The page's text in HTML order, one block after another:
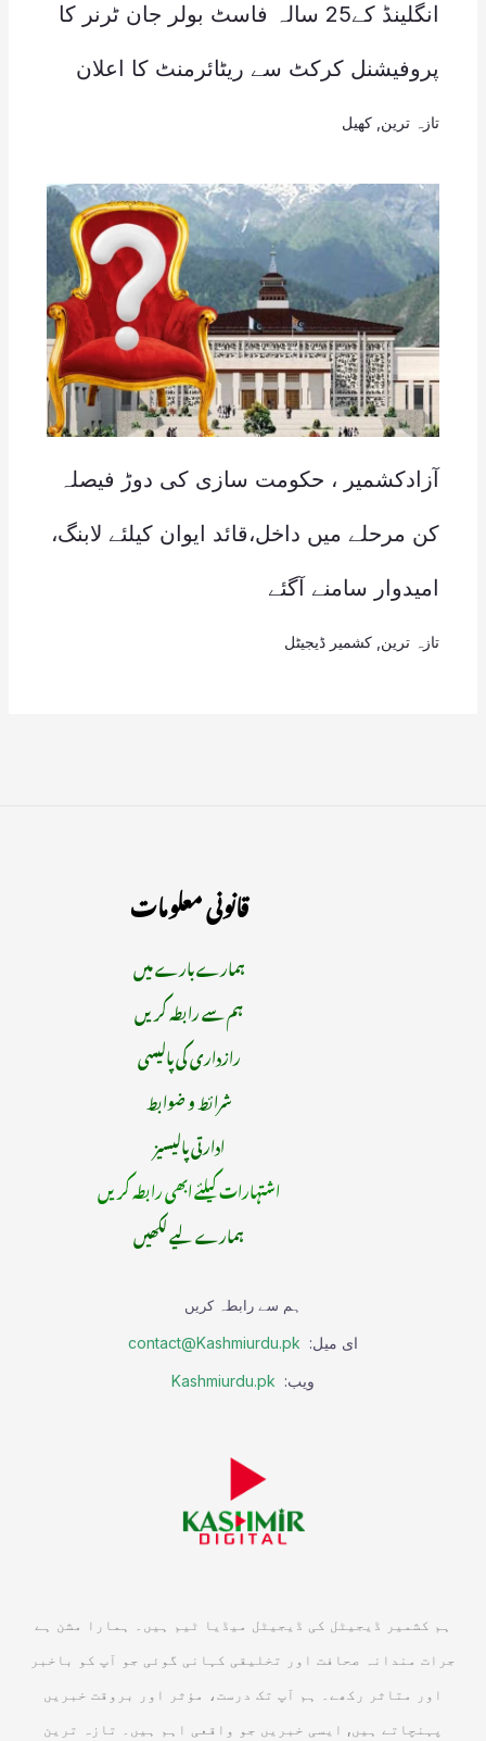
انگلینڈ کے25 سالہ فاسٹ بولر جان ٹرنر کا
پروفیشنل کرکٹ سے ریٹائرمنٹ کا اعلان
تازہ ترین کھیل
آزادکشمیر ، حکومت سازی کی دوڑ فیصلہ
کن مرحلے میں داخل،قائد ایوان کیلئے لابنگ،
امیدوار سامنے آگئے
تازہ ترین کشمیر ڈیجیٹل
قانونی معلومات
ہمارے بارے میں
ہم سے رابطہ کریں
رازداری کی پالیسی
شرائط و ضوابط
ادارتی پالیسیز
اشتہارات کیلئے ابھی رابطہ کریں
ہمارے لیے لکھیں
ہم سے رابطہ کریں
ای میل: contact@Kashmiurdu.pk
ویب: Kashmiurdu.pk
ہم کشمیر ڈیجیٹل کی ڈیجیٹل میڈیا ٹیم ہیں۔ ہمارا مشن ہے
جرات مندانہ صحافت اور تخلیقی کہانی گوئی جو آپ کو باخبر
اور متاثر رکھے۔ ہم آپ تک درست، مؤثر اور بروقت خبریں
پہنچاتے ہیں, ایسی خبریں جو واقعی اہم ہیں۔ تازہ ترین